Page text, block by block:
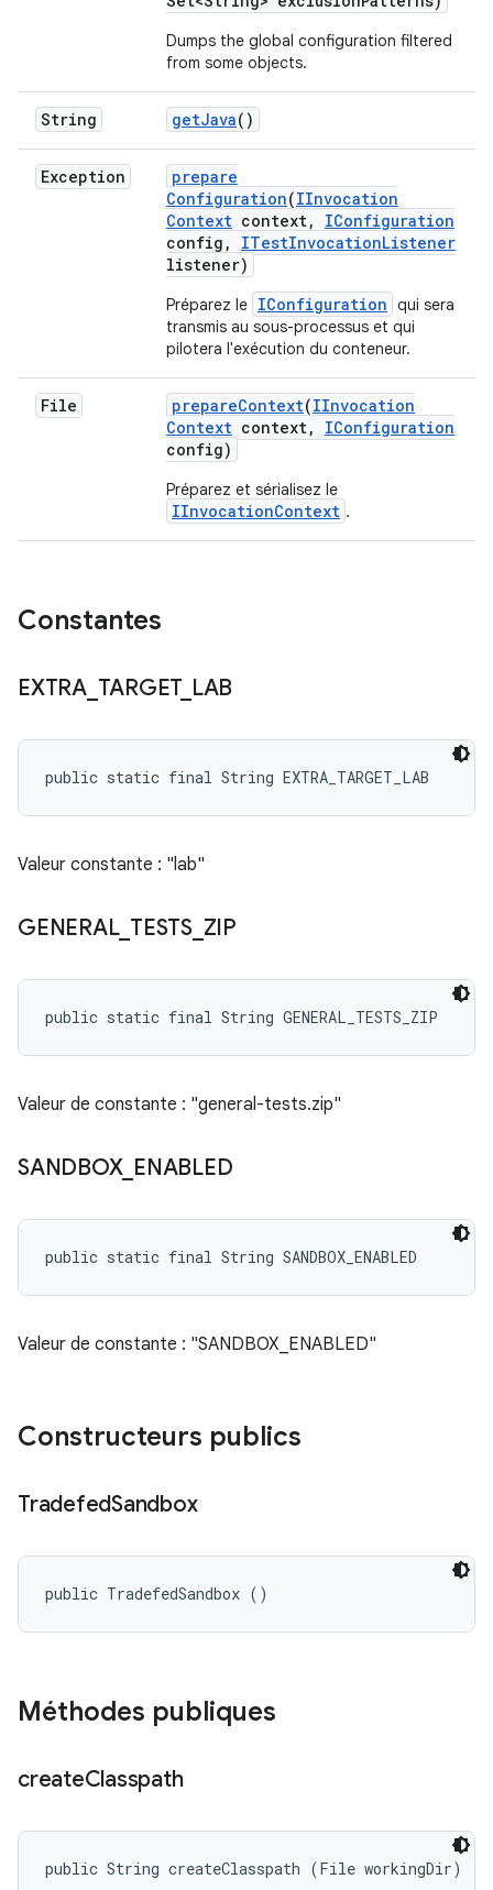
Dumps the global configuration filtered
from some objects.
String getJava()
Exception
prepare
Configuration(IInvocation
Context context,
IConfiguration
config , ITestInvocationListener
listener)
Préparez le IConfiguration qui sera
transmis au sous-processus et qui
pilotera l'exécution du conteneur.
File prepareContext(IInvocation
Context context,
IConfiguration
config)
Préparez et sérialisez le
IInvocationContext .
Constantes
EXTRA_ TARGET_ LAB
public static final String EXTRA_TARGET_LAB
Valeur constante : "lab"
GENERAL_ TESTS_ ZIP
public static final String GENERAL_TESTS_ZIP
Valeur de constante : "general-tests.zip"
SANDBOX_ ENABLED
public static final String SANDBOX_ENABLED
Valeur de constante : "SANDBOX_ENABLED"
Constructeurs publics
TradefedSandbox
public TradefedSandbox ()
Méthodes publiques
createClasspath
public String createClasspath (File workingDir)